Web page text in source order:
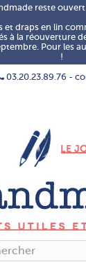
reste
et draps en lin
à la réouverture
Pour les
!
03.20.23.89.76 -